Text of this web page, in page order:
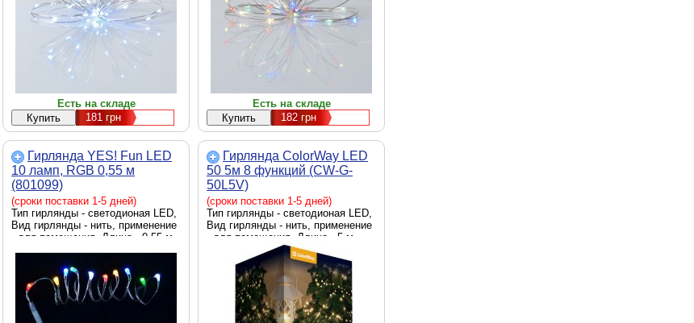
Есть на складе
181грн
Есть на складе
182грн
Гирлянда YES! Fun LED
10 ламп, RGB 0,55 м
(801099)
(сроки поставки 1-5 дней)
Тип гирлянды - светодионая LED,
Вид гирлянды - нить, применение
- для помещения, Длина - 0.55 м
Гирлянда ColorWay LED
50 5м 8 функций (CW-G-
50L5V)
(сроки поставки 1-5 дней)
Тип гирлянды - светодионая LED,
Вид гирлянды - нить, применение
- для помещения, Длина - 5 м